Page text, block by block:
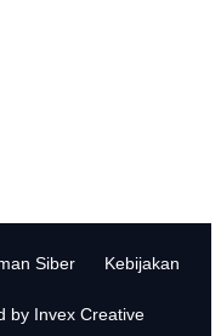
Siber
Kebijakan
by Invex Creative